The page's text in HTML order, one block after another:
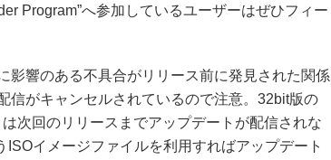
Program”へ参加しているユーザーはぜひフィー
響のある不具合がリリース前に発見された関係
信がキャンセルされているので注意。32bit版の
次回のリリースまでアップデートが配信されな
イメージファイルを利用すればアップデート